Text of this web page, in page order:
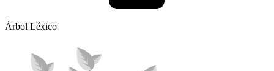
Árbol Léxico